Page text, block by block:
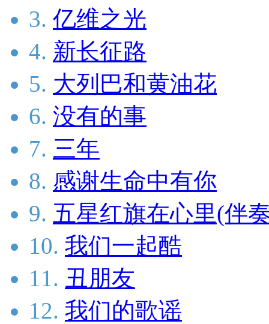
3. 亿维之光
4. 新长征路
5. 大列巴和黄油花
6. 没有的事
7. 三年
8. 感谢生命中有你
9. 五星红旗在心里(伴
10. 我们一起酷
11. 丑朋友
12. 我们的歌谣